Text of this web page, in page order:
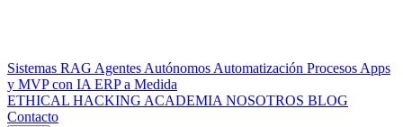
Sistemas RAG Agentes Autónomos Automatización Procesos Apps
y MVP con IA ERP a Medida
ETHICAL HACKING ACADEMIA NOSOTROS BLOG
Contacto